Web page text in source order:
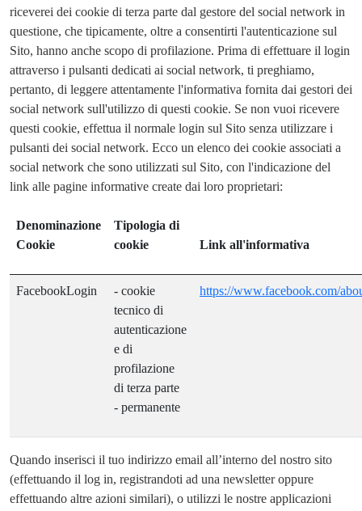
riceverei dei cookie di terza parte dal gestore del social network in
questione, che tipicamente, oltre a consentirti l'autenticazione sul
Sito, hanno anche scopo di profilazione. Prima di effettuare il login
attraverso i pulsanti dedicati ai social network, ti preghiamo,
pertanto, di leggere attentamente l'informativa fornita dai gestori dei
social network sull'utilizzo di questi cookie. Se non vuoi ricevere
questi cookie, effettua il normale login sul Sito senza utilizzare i
pulsanti dei social network. Ecco un elenco dei cookie associati a
social network che sono utilizzati sul Sito, con l'indicazione del
link alle pagine informative create dai loro proprietari:
Denominazione
Cookie
Tipologia di
cookie
Link all'informativa
FacebookLogin
- cookie
tecnico di
autenticazione
e di
profilazione
di terza parte
- permanente
https://www.facebook.com/
Quando inserisci il tuo indirizzo email all’interno del nostro sito
(effettuando il log in, registrandoti ad una newsletter oppure
effettuando altre azioni similari), o utilizzi le nostre applicazioni